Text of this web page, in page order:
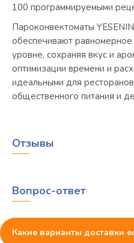
100 программируемыми
Пароконвектоматы
обеспечивают
уровне, сохраняя вкус и
оптимизации времени и
идеальными для
общественного питания и
Отзывы
Вопрос-ответ
Какие варианты доставки